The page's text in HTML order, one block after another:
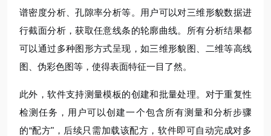
谱密度分析、孔隙率分析等。用户可以对三维形貌数据进
行截面分析，获取任意线条的轮廓曲线。所有分析结果都
可以通过多种图形方式呈现，如三维形貌图、二维等高线
图、伪彩色图等，使得表面特征一目了然。
此外，软件支持测量模板的创建和批量处理。对于重复性
检测任务，用户可以创建一个包含所有测量和分析步骤
的“配方"，后续只需加载该配方，软件即可自动完成对多